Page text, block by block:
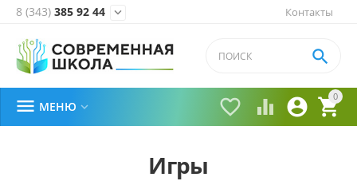
Контакты
8 (343) 385 92 44 
0


 

 МЕНЮ 
Игры